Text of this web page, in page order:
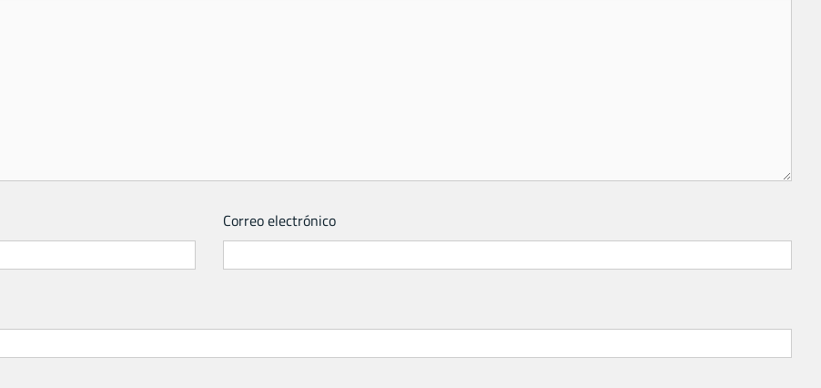
Correo electrónico